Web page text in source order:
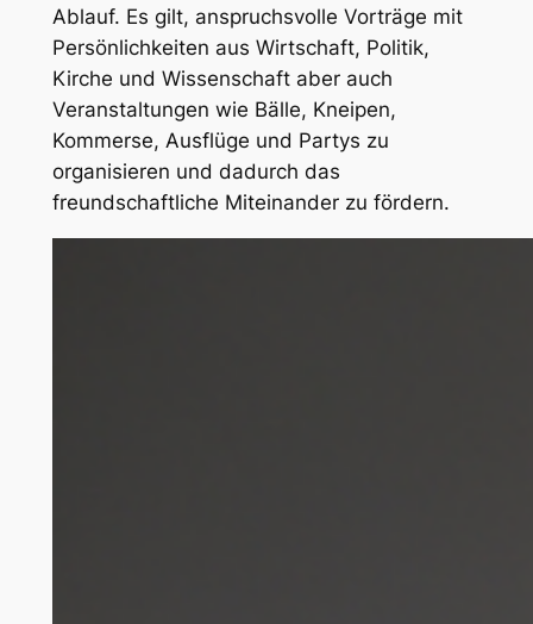
Ablauf. Es gilt, anspruchsvolle Vorträge mit
Persönlichkeiten aus Wirtschaft, Politik,
Kirche und Wissenschaft aber auch
Veranstaltungen wie Bälle, Kneipen,
Kommerse, Ausflüge und Partys zu
organisieren und dadurch das
freundschaftliche Miteinander zu fördern.